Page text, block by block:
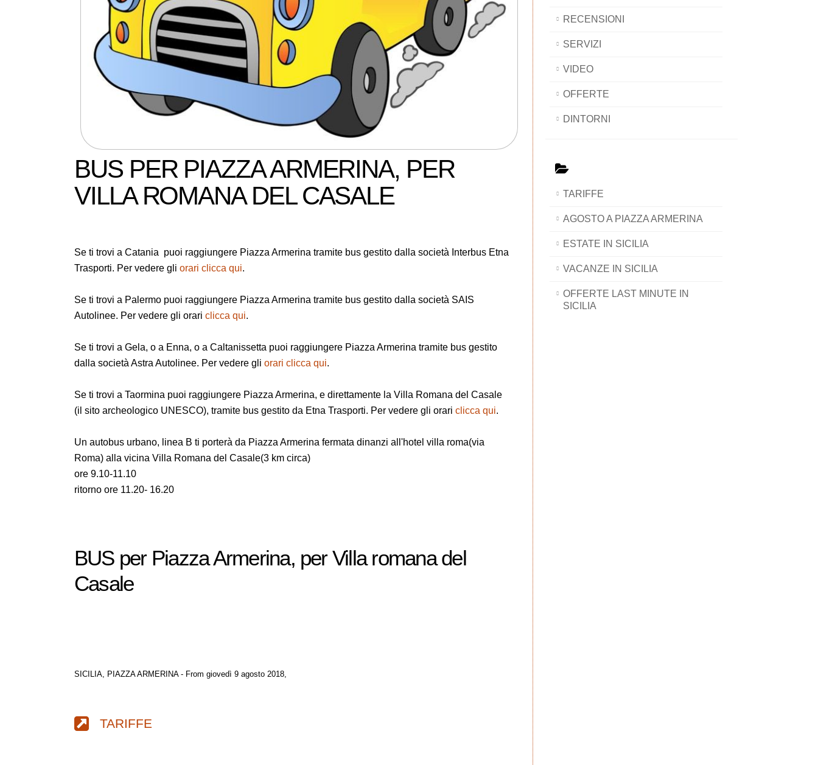
BUS PER PIAZZA ARMERINA, PER
VILLA ROMANA DEL CASALE
Se ti trovi a Catania puoi raggiungere Piazza Armerina tramite bus gestito dalla società Interbus Etna
Trasporti. Per vedere gli orari clicca qui.
Se ti trovi a Palermo puoi raggiungere Piazza Armerina tramite bus gestito dalla società SAIS
Autolinee. Per vedere gli orari clicca qui.
Se ti trovi a Gela, o a Enna, o a Caltanissetta puoi raggiungere Piazza Armerina tramite bus gestito
dalla società Astra Autolinee. Per vedere gli orari clicca qui.
Se ti trovi a Taormina puoi raggiungere Piazza Armerina, e direttamente la Villa Romana del Casale
(il sito archeologico UNESCO), tramite bus gestito da Etna Trasporti. Per vedere gli orari clicca qui.
Un autobus urbano, linea B ti porterà da Piazza Armerina fermata dinanzi all'hotel villa roma(via
Roma) alla vicina Villa Romana del Casale(3 km circa)
ore 9.10-11.10
ritorno ore 11.20- 16.20
BUS per Piazza Armerina, per Villa romana del
Casale
SICILIA, PIAZZA ARMERINA - From giovedì 9 agosto 2018,
TARIFFE
RECENSIONI
SERVIZI
VIDEO
OFFERTE
DINTORNI
TARIFFE
AGOSTO A PIAZZA ARMERINA
ESTATE IN SICILIA
VACANZE IN SICILIA
OFFERTE LAST MINUTE IN
SICILIA